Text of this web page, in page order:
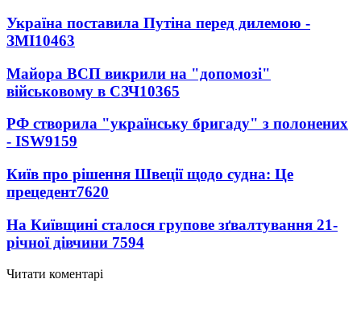
Україна поставила Путіна перед дилемою -
ЗМІ10463
Майора ВСП викрили на "допомозі"
військовому в СЗЧ10365
РФ створила "українську бригаду" з полонених
- ISW9159
Київ про рішення Швеції щодо судна: Це
прецедент7620
На Київщині сталося групове зґвалтування 21-
річної дівчини 7594
Читати коментарі